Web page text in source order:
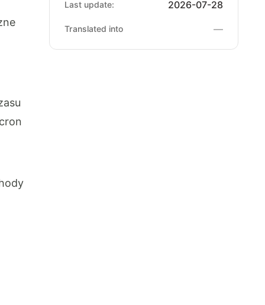
Last update: 2026-07-28
Translated into —